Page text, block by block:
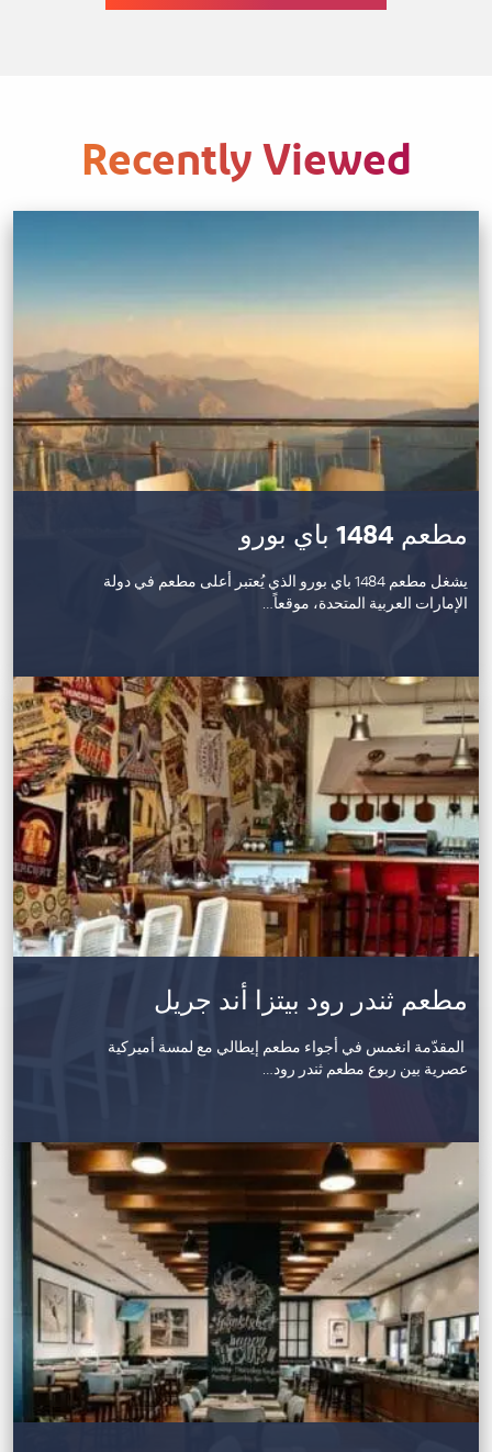
Recently Viewed
مطعم 1484 باي بورو
يشغل مطعم 1484 باي بورو الذي يُعتبر أعلى مطعم في دولة
الإمارات العربية المتحدة، موقعاً…
مطعم ثندر رود بيتزا أند جريل
المقدّمة انغمس في أجواء مطعم إيطالي مع لمسة أميركية
عصرية بين ربوع مطعم ثندر رود…